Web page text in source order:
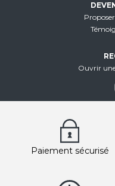
Ouvrir
Paiement sécurisé